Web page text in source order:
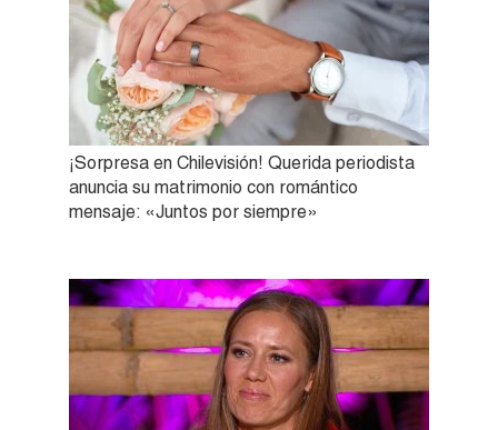
¡Sorpresa en Chilevisión! Querida periodista
anuncia su matrimonio con romántico
mensaje: «Juntos por siempre»